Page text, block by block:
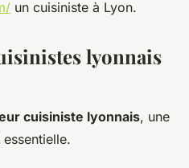
un cuisiniste à Lyon.
lyonnais
cuisiniste lyonnais, une